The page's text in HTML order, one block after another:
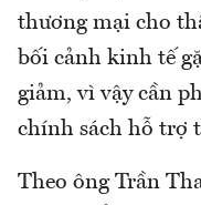
thương mại cho
bối cảnh kinh tế
giảm, vì vậy cần
chính sách hỗ trợ
Theo ông Trần